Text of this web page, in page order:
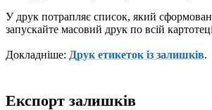
У друк потрапляє список, який
запускайте масовий друк по всій
Докладніше: Друк етикеток із залишків.
Експорт залишків